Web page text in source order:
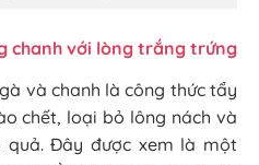
chanh với lòng trắng trứng
và chanh là công thức tẩy
chết, loại bỏ lông nách và
quả. Đây được xem là một